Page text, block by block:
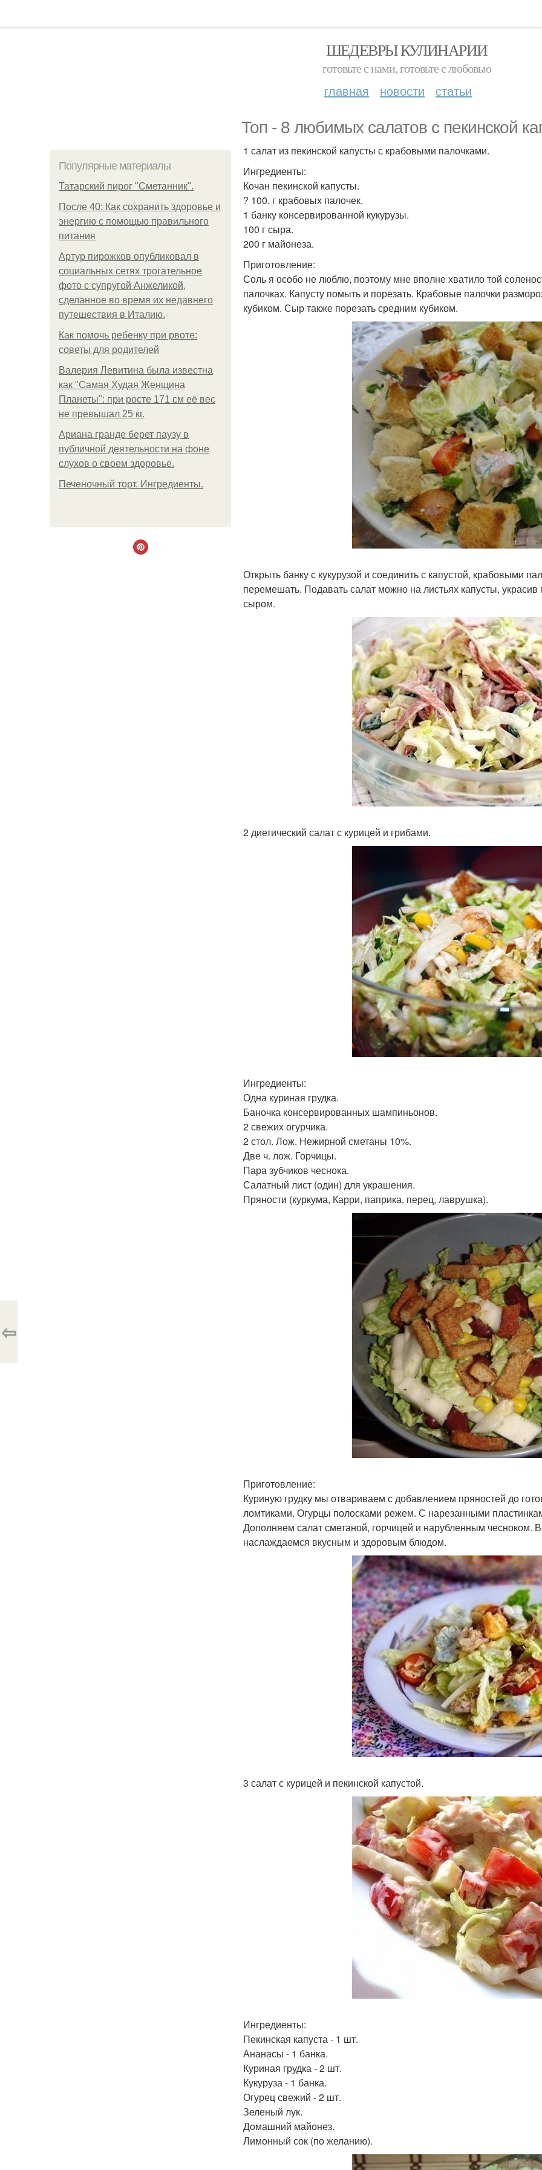
ШЕДЕВРЫ КУЛИНАРИИ
готовьте с нами, готовьте с любовью
главная новости статьи
Топ - 8 любимых салатов с пекинской
Популярные материалы
Татарский пирог "Сметанник".
После 40: Как сохранить здоровье и
энергию с помощью правильного
питания
Артур пирожков опубликовал в
социальных сетях трогательное
фото с супругой Анжеликой,
сделанное во время их недавнего
путешествия в Италию.
Как помочь ребенку при рвоте:
советы для родителей
Валерия Левитина была известна
как "Самая Худая Женщина
Планеты": при росте 171 см её вес
не превышал 25 кг.
Ариана гранде берет паузу в
публичной деятельности на фоне
слухов о своем здоровье.
Печеночный торт. Ингредиенты.
1 салат из пекинской капусты с крабовыми палочками.
Ингредиенты:
Кочан пекинской капусты.
? 100. г крабовых палочек.
1 банку консервированной кукурузы.
100 г сыра.
200 г майонеза.
Приготовление:
Соль я особо не люблю, поэтому мне вполне хватило той
палочках. Капусту помыть и порезать. Крабовые палочки
кубиком. Сыр также порезать средним кубиком.
Открыть банку с кукурузой и соединить с капустой, крабовыми
перемешать. Подавать салат можно на листьях капусты,
сыром.
2 диетический салат с курицей и грибами.
Ингредиенты:
Одна куриная грудка.
Баночка консервированных шампиньонов.
2 свежих огурчика.
2 стол. Лож. Нежирной сметаны 10%.
Две ч. лож. Горчицы.
Пара зубчиков чеснока.
Салатный лист (один) для украшения.
Пряности (куркума, Карри, паприка, перец, лаврушка).
Приготовление:
Куриную грудку мы отвариваем с добавлением пряностей до
ломтиками. Огурцы полосками режем. С нарезанными
Дополняем салат сметаной, горчицей и нарубленным чесноком.
наслаждаемся вкусным и здоровым блюдом.
3 салат с курицей и пекинской капустой.
Ингредиенты:
Пекинская капуста - 1 шт.
Ананасы - 1 банка.
Куриная грудка - 2 шт.
Кукуруза - 1 банка.
Огурец свежий - 2 шт.
Зеленый лук.
Домашний майонез.
Лимонный сок (по желанию).
⇦